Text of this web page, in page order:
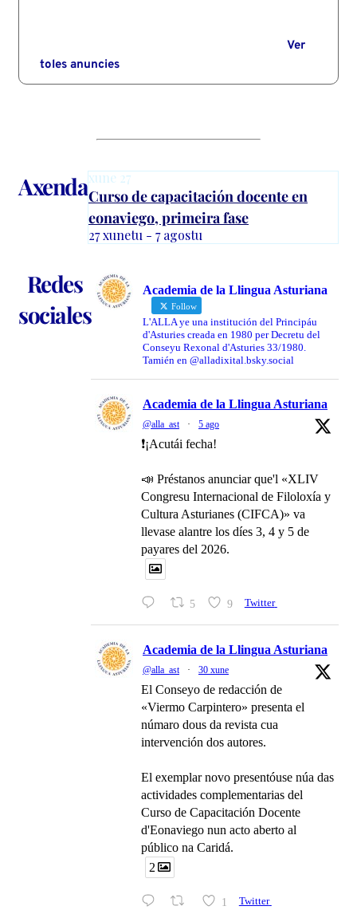
Ver
toles anuncies
Axendaxune 27
Curso de capacitación docente en
eonaviego, primeira fase
27 xunetu - 7 agostu
Redes
sociales
Academia de la Llingua Asturiana
Follow
L'ALLA ye una institución del Principáu
d'Asturies creada en 1980 per Decretu del
Conseyu Rexonal d'Asturies 33/1980.
Tamién en @alladixital.bsky.social
Academia de la Llingua Asturiana
@alla_ast · 5 ago
❗️¡Acutái fecha!
📣 Préstanos anunciar que'l «XLIV
Congresu Internacional de Filoloxía y
Cultura Asturianes (CIFCA)» va
llevase alantre los díes 3, 4 y 5 de
payares del 2026.
5 9 Twitter
Academia de la Llingua Asturiana
@alla_ast · 30 xune
El Conseyo de redacción de
«Viermo Carpintero» presenta el
númaro dous da revista cua
intervención dos autores.
El exemplar novo presentóuse núa das
actividades complementarias del
Curso de Capacitación Docente
d'Eonaviego nun acto aberto al
público na Caridá.
2
1 Twitter